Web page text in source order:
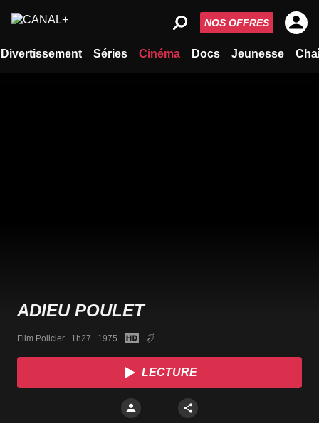
Divertissement Séries Cinéma Docs Jeunesse
NOS OFFRES
ADIEU POULET
Film Policier   1h27   1975
LECTURE